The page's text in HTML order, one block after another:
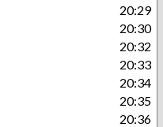
20:29
20:30
20:32
20:33
20:34
20:35
20:36